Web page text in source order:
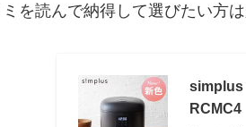
を読んで納得して選びたい方は
simplus
RCMC4